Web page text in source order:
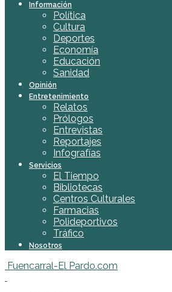
Información
Política
Cultura
Deportes
Economía
Educación
Sanidad
Opinión
Entretenimiento
Relatos
Prólogos
Entrevistas
Reportajes
Infografías
Servicios
El Tiempo
Bibliotecas
Centros Culturales
Farmacias
Polideportivos
Tráfico
Nosotros
Fuencarral-El Pardo.com